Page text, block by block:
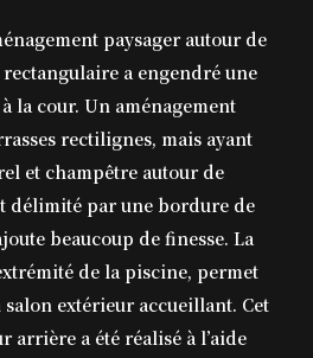
paysager autour de
a engendré une
la cour. Un aménagement
rectilignes, mais ayant
et champêtre autour de
délimité par une bordure de
beaucoup de finesse. La
de la piscine, permet
extérieur accueillant. Cet
arrière a été réalisé à l’aide